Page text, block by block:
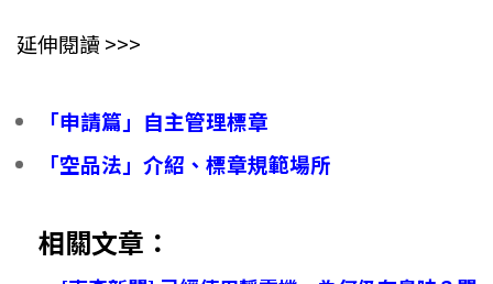
延伸閱讀 >>>
「申請篇」自主管理標章
「空品法」介紹、標章規範場所
相關文章：